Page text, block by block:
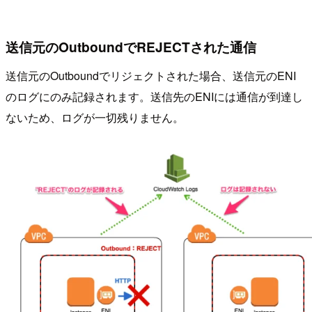
送信元のOutboundでREJECTされた通信
送信元のOutboundでリジェクトされた場合、送信元のENI
のログにのみ記録されます。送信先のENIには通信が到達し
ないため、ログが一切残りません。